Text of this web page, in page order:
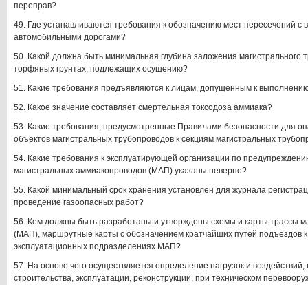
переправ?
49. Где устанавливаются требования к обозначению мест пересечений
автомобильными дорогами?
50. Какой должна быть минимальная глубина заложения магистрального
торфяных грунтах, подлежащих осушению?
51. Какие требования предъявляются к лицам, допущенным к
52. Какое значение составляет смертельная токсодоза аммиака?
53. Какие требования, предусмотренные Правилами безопасности для
объектов магистральных трубопроводов к секциям магистральных
54. Какие требования к эксплуатирующей организации по
магистральных аммиакопроводов (МАП) указаны неверно?
55. Какой минимальный срок хранения установлен для журнала
проведение газоопасных работ?
56. Кем должны быть разработаны и утверждены схемы и карты трассы
(МАП), маршрутные карты с обозначением кратчайших путей подъездов
эксплуатационных подразделениях МАП?
57. На основе чего осуществляется определение нагрузок и
строительства, эксплуатации, реконструкции, при техническом